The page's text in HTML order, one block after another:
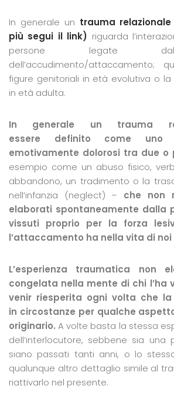
In generale un trauma
più segui il link) riguarda
persone legate
dell’accudimento/attaccamento;
figure genitoriali in età evolutiva o la
in età adulta.
In generale un trauma
essere definito come
emotivamente dolorosi tra due o
esempio come un abuso fisico,
abbandono, un tradimento o la
nell’infanzia (neglect) – che non
elaborati spontaneamente dalla
vissuti proprio per la forza
l’attaccamento ha nella vita di
L’esperienza traumatica non
congelata nella mente di chi l’ha
venir riesperita ogni volta che
in circostanze per qualche
originario. A volte basta la stessa
dell’interlocutore, sebbene sia una
siano passati tanti anni, o lo
qualunque altro dettaglio simile al
riattivarlo nel presente.